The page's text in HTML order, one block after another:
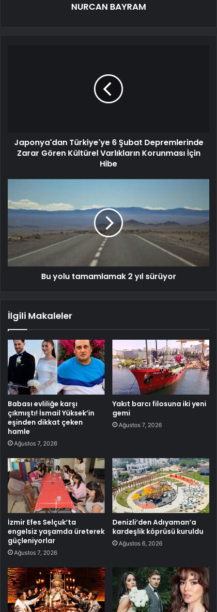
NURCAN BAYRAM
Japonya'dan Türkiye'ye 6 Şubat Depremlerinde
Zarar Gören Kültürel Varlıkların Korunması İçin
Hibe
Bu yolu tamamlamak 2 yıl sürüyor
İlgili Makaleler
Babası evliliğe karşı
çıkmıştı! İsmail Yüksek’in
eşinden dikkat çeken
hamle
Ağustos 7, 2026
Yakıt barcı filosuna iki yeni
gemi
Ağustos 7, 2026
İzmir Efes Selçuk’ta
engelsiz yaşamda üreterek
güçleniyorlar
Ağustos 7, 2026
Denizli’den Adıyaman’a
kardeşlik köprüsü kuruldu
Ağustos 6, 2026